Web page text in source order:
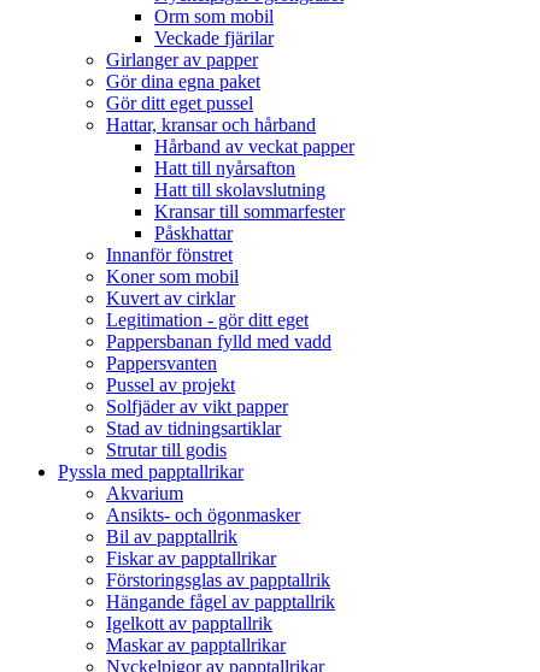
Orm som mobil
Veckade fjärilar
Girlanger av papper
Gör dina egna paket
Gör ditt eget pussel
Hattar, kransar och hårband
Hårband av veckat papper
Hatt till nyårsafton
Hatt till skolavslutning
Kransar till sommarfester
Påskhattar
Innanför fönstret
Koner som mobil
Kuvert av cirklar
Legitimation - gör ditt eget
Pappersbanan fylld med vadd
Pappersvanten
Pussel av projekt
Solfjäder av vikt papper
Stad av tidningsartiklar
Strutar till godis
Pyssla med papptallrikar
Akvarium
Ansikts- och ögonmasker
Bil av papptallrik
Fiskar av papptallrikar
Förstoringsglas av papptallrik
Hängande fågel av papptallrik
Igelkott av papptallrik
Maskar av papptallrikar
Nyckelpigor av papptallrikar